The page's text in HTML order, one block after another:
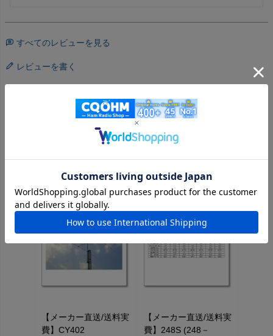
すべてのレビューを見る
レビューを書く
この商品を見た人はこちらの商品もチェックしています
《ステージ価格が設定されている商品はログインするとさらにお
【メーカー直送/送料実
費】CY402
【メーカー直送/送料実
費】248S (248－